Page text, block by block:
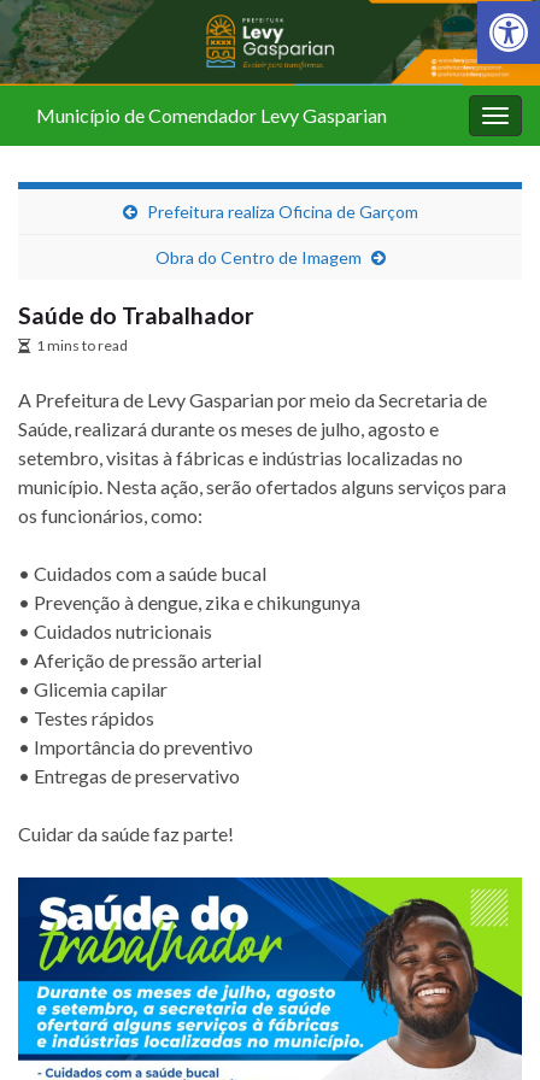
Barra de
Município de Comendador Levy Gasparian
Prefeitura realiza Oficina de Garçom
Obra do Centro de Imagem
Saúde do Trabalhador
1 mins to read
A Prefeitura de Levy Gasparian por meio da Secretaria de
Saúde, realizará durante os meses de julho, agosto e
setembro, visitas à fábricas e indústrias localizadas no
município. Nesta ação, serão ofertados alguns serviços para
os funcionários, como:
• Cuidados com a saúde bucal
• Prevenção à dengue, zika e chikungunya
• Cuidados nutricionais
• Aferição de pressão arterial
• Glicemia capilar
• Testes rápidos
• Importância do preventivo
• Entregas de preservativo
Cuidar da saúde faz parte!